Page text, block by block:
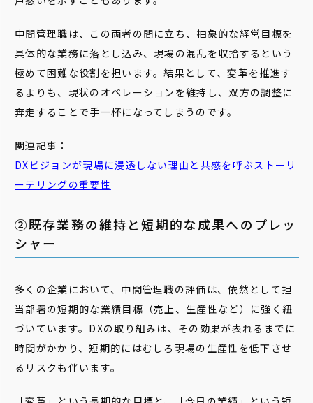
中間管理職は、この両者の間に立ち、抽象的な経営目標を
具体的な業務に落とし込み、現場の混乱を収拾するという
極めて困難な役割を担います。結果として、変革を推進す
るよりも、現状のオペレーションを維持し、双方の調整に
奔走することで手一杯になってしまうのです。
関連記事：
DX ビジョンが現場に浸透しない理由と共感を呼ぶストーリ
ーテリングの重要性
②既存業務の維持と短期的な成果へのプレッ
シャー
多くの企業において、中間管理職の評価は、依然として担
当部署の短期的な業績目標（売上、生産性など）に強く紐
づいています。DXの取り組みは、その効果が表れるまでに
時間がかかり、短期的にはむしろ現場の生産性を低下させ
るリスクも伴います。